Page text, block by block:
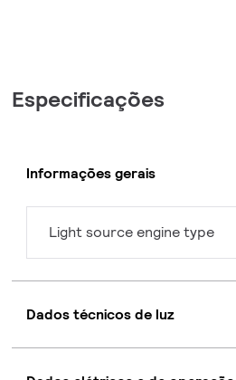
Especificações
Informações gerais
Light source engine type
Dados técnicos de luz